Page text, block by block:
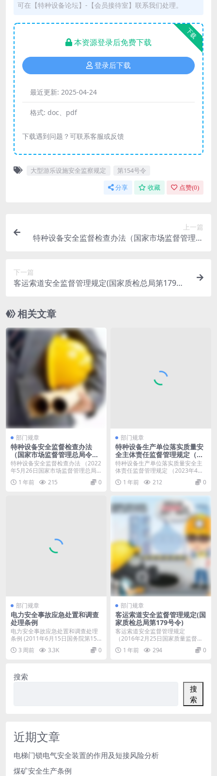
可在【特种设备论坛】-【会员接待室】联系我们处理。
下载
本资源登录后免费下载
登录后下载
最近更新: 2025-04-24
格式: doc、pdf
下载遇到问题？可联系客服或反馈
大型游乐设施安全监察规定 第154号令
分享 收藏 点赞(0)
上一篇
特种设备安全监督检查办法（国家市场监督管理总
下一篇
客运索道安全监督管理规定(国家质检总局第179号
相关文章
部门规章
特种设备安全监督检查办法
（国家市场监督管理总局令第
57号令）
特种设备安全监督检查办法 （2022
年5月26日国家市场监督管理总局
令第57号公...
1 年前 215 0
部门规章
特种设备生产单位落实质量安
全主体责任监督管理规定（国
家市场监督管理总局第73号
令）
特种设备生产单位落实质量安全主
体责任监督管理规定 （2023年4月
4日国家市场监...
1 年前 212 0
部门规章
电力安全事故应急处置和调查
处理条例
电力安全事故应急处置和调查处理
条例 (2011年6月15日国务院第159
次常务会...
3 周前 3.3K 0
部门规章
客运索道安全监督管理规定(国
家质检总局第179号令)
客运索道安全监督管理规定
（2016年2月25日国家质量监督检
验检疫总局令第...
1 年前 294 0
搜索
搜
索
近期文章
电梯门锁电气安全装置的作用及短接风险分析
煤矿安全生产条例